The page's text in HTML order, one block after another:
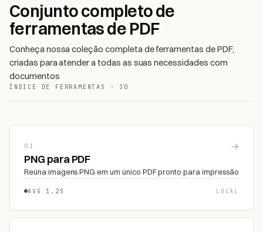
Conjunto completo de
ferramentas de PDF
Conheça nossa coleção completa de ferramentas de PDF,
criadas para atender a todas as suas necessidades com
documentos
ÍNDICE DE FERRAMENTAS · 30
01 →
PNG para PDF
Reúna imagens PNG em um único PDF pronto para impressão
AVG 1.2S LOCAL